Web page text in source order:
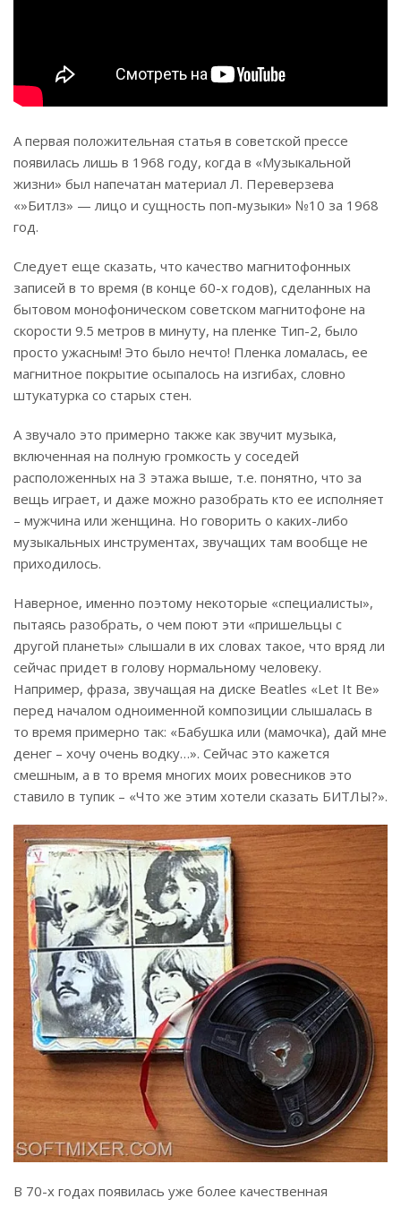
А первая положительная статья в советской прессе
появилась лишь в 1968 году, когда в «Музыкальной
жизни» был напечатан материал Л. Переверзева
«»Битлз» — лицо и сущность поп-музыки» №10 за 1968
год.
Следует еще сказать, что качество магнитофонных
записей в то время (в конце 60-х годов), сделанных на
бытовом монофоническом советском магнитофоне на
скорости 9.5 метров в минуту, на пленке Тип-2, было
просто ужасным! Это было нечто! Пленка ломалась, ее
магнитное покрытие осыпалось на изгибах, словно
штукатурка со старых стен.
А звучало это примерно также как звучит музыка,
включенная на полную громкость у соседей
расположенных на 3 этажа выше, т.е. понятно, что за
вещь играет, и даже можно разобрать кто ее исполняет
– мужчина или женщина. Но говорить о каких-либо
музыкальных инструментах, звучащих там вообще не
приходилось.
Наверное, именно поэтому некоторые «специалисты»,
пытаясь разобрать, о чем поют эти «пришельцы с
другой планеты» слышали в их словах такое, что вряд ли
сейчас придет в голову нормальному человеку.
Например, фраза, звучащая на диске Beatles «Let It Be»
перед началом одноименной композиции слышалась в
то время примерно так: «Бабушка или (мамочка), дай мне
денег – хочу очень водку…». Сейчас это кажется
смешным, а в то время многих моих ровесников это
ставило в тупик – «Что же этим хотели сказать БИТЛЫ?».
В 70-х годах появилась уже более качественная